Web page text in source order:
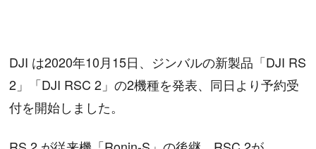
DJI は2020年10月15日、ジンバルの新製品「DJI RS
2」「DJI RSC 2」の2機種を発表、同日より予約受
付を開始しました。